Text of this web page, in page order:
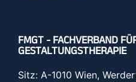
FMGT - FACHVERBAND
GESTALTUNGSTHERAPIE
Sitz: A-1010 Wien,